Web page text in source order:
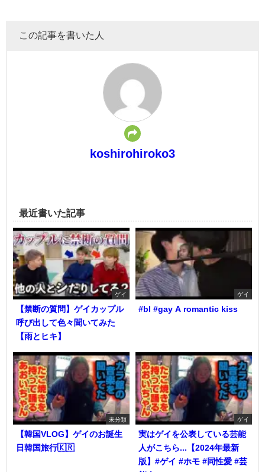
この記事を書いた人
koshirohiroko3
最近書いた記事
ゲイ
【禁断の質問】ゲイカップル
呼び出して色々聞いてみた
【雨とヒキ】
ゲイ
#bl #gay A romantic kiss
未分類
【韓国VLOG】ゲイのお誕生
日韓国旅行🇰🇷
ゲイ
実はゲイを公表している芸能
人がこちら...【2024年最新
版】#ゲイ #ホモ #同性愛 #芸